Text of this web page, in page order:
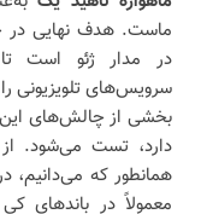
ماست. هدف نهایی در
در مدار ژئو است
سرویس‌های تلویزیونی را
بخشی از چالش‌های این
همانطور که می‌دانیم،